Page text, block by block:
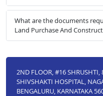
What are the documents
Land Purchase And
2ND FLOOR, #16 SHRUSHTI,
SHIVSHAKTI HOSPITAL,
BENGALURU, KARNATAKA